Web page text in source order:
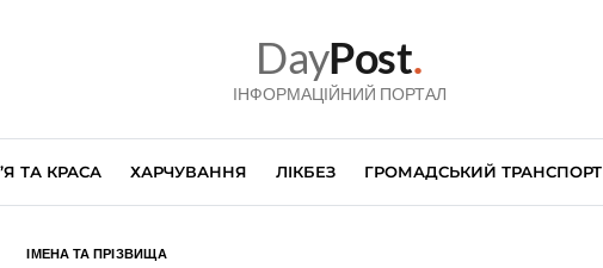
DayPost.
ІНФОРМАЦІЙНИЙ ПОРТАЛ
ТА КРАСА ХАРЧУВАННЯ ЛІКБЕЗ ГРОМАДСЬКИЙ ТРАНСПОРТ
ІМЕНА ТА ПРІЗВИЩА